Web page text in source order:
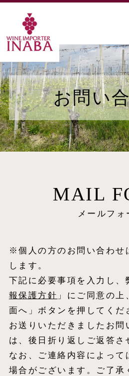
お問い
MAIL
メールフォ
※個人の方のお問い合わせ
します。
下記に必要事項を入力し、
報保護⽅針 」にご同意の
面へ」ボタンを押してくだ
お送りいただきましたお問
は、後日折り返しご返答さ
なお、ご連絡内容によって
場合がございます。ご了承